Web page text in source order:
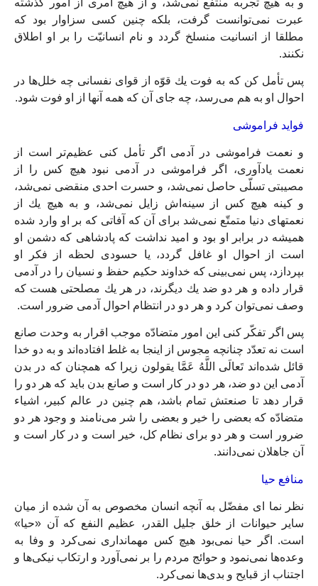
و به هيچ تجربه منتفع نمى‏‌شد، و از هيچ امرى از امور گذشته
عبرت نمى‏‌توانست گرفت، بلكه چنين كسى سزاوار بود كه
مطلقا از انسانيت منسلخ گردد و نام انسانيّت را بر او اطلاق
نكنند.
پس تأمل كن كه به فوت يك قوّه از قواى نفسانى چه خلل‌ها در
احوال او به هم مى‏‌رسد، چه جاى آن كه همه آن‏ها از او فوت شود.
فوايد فراموشى‏
و نعمت فراموشى در آدمى اگر تأمل كنى عظيم‌‏تر است از
نعمت يادآورى، اگر فراموشى در آدمى نبود هيچ كس را از
مصيبتى تسلّى حاصل نمى‌‏شد، و حسرت احدى منقضى نمى‏‌شد،
و كينه هيچ كس از سينه‏‌اش زايل نمى‏‌شد، و به هيچ يك از
نعمت‏هاى دنيا متمتّع نمى‏‌شد براى آن كه آفاتى كه بر او وارد شده
هميشه در برابر او بود و اميد نداشت كه پادشاهى كه دشمن او
است از احوال او غافل گردد، يا حسودى لحظه از فكر او
بپردازد، پس نمى‏‌بينى كه خداوند حكيم حفظ و نسيان را در آدمى
قرار داده و هر دو ضد يك ديگرند، در هر يك مصلحتى هست كه
وصف نمى‌‏توان كرد و هر دو در انتظام احوال آدمى ضرور است.
پس اگر تفكّر كنى اين امور متضادّه موجب اقرار به وحدت صانع
است نه تعدّد چنانچه مجوس از اينجا به غلط افتاده‏‌اند و به دو خدا
قائل شده‏‌اند تَعالَى اللَّهُ عَمَّا يقولون زيرا كه همچنان كه در بدن
آدمى اين دو ضد، هر دو در كار است و صانع بدن بايد كه هر دو را
قرار دهد تا صنعتش تمام باشد، هم چنين در عالم كبير، اشياء
متضادّه كه بعضى را خير و بعضى را شر مى‏‌نامند و وجود هر دو
ضرور است و هر دو براى نظام كل، خير است و در كار است و
آن جاهلان نمى‏‌دانند.
منافع حيا
نظر نما اى مفضّل به آنچه انسان مخصوص به آن شده از ميان
ساير حيوانات از خلق جليل القدر، عظيم النفع كه آن «حيا»
است. اگر حيا نمى‌‏بود هيچ كس مهماندارى نمى‌‏كرد و وفا به
وعده‏‌ها نمى‌‏نمود و حوائج مردم را بر نمى‌‏آورد و ارتكاب نيكى‏‌ها و
اجتناب از قبايح و بدى‏‌ها نمى‏‌كرد.